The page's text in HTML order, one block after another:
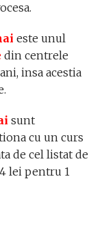
este unul
din centrele
insa acestia
sunt
cu un curs
de cel listat de
lei pentru 1